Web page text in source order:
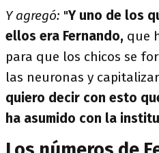
Y agregó: "Y uno de los
ellos era Fernando, que
para que los chicos se
las neuronas y
quiero decir con esto
ha asumido con la